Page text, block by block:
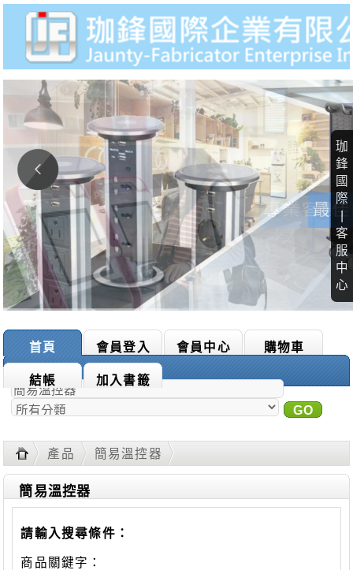
珈
鋒
國
際
|
客
服
中
心
首頁 會員登入 會員中心 購物車
結帳 加入書籤
商品搜尋：
GO
產品
簡易溫控器
簡易溫控器
請輸入搜尋條件：
商品關鍵字：